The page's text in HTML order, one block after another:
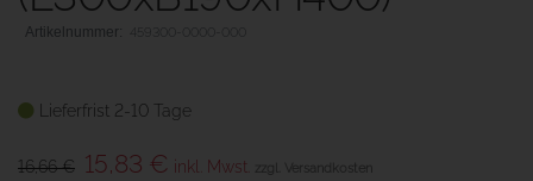
Lieferfrist 2-10 Tage
16,66 € 15,83 € inkl. Mwst. zzgl. Versandkosten